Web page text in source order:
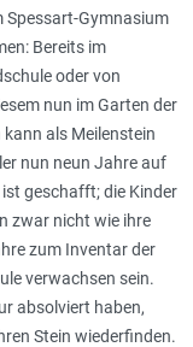
Spessart-Gymnasium
Bereits im
oder von
nun im Garten der
kann als Meilenstein
nun neun Jahre auf
geschafft; die Kinder
zwar nicht wie ihre
zum Inventar der
verwachsen sein.
absolviert haben,
Stein wiederfinden.